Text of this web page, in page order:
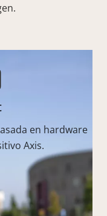
en hardware
Axis.